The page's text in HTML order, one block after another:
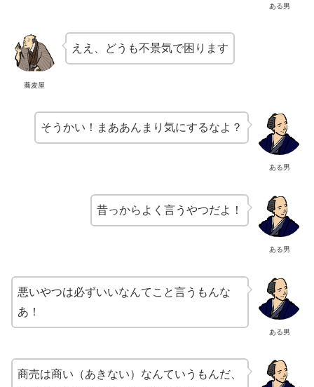
ある男
蕎麦屋
ええ、どうも不景気で困ります
ある男
そうかい！まああんまり気にするなよ？
ある男
昔っからよく言うやつだよ！
ある男
悪いやつは必ずいいなんてこと言うもんな
あ！
商売は商い（あきない）なんていうもんだ、